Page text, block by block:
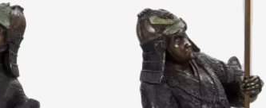
espace presse